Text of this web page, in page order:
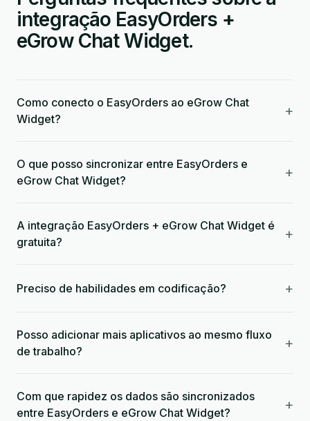
integração EasyOrders +
eGrow Chat Widget.
Como conecto o EasyOrders ao eGrow Chat
Widget?
+
O que posso sincronizar entre EasyOrders e
eGrow Chat Widget?
+
A integração EasyOrders + eGrow Chat Widget é
gratuita?
+
Preciso de habilidades em codificação? +
Posso adicionar mais aplicativos ao mesmo fluxo
de trabalho?
+
Com que rapidez os dados são sincronizados
entre EasyOrders e eGrow Chat Widget?
+